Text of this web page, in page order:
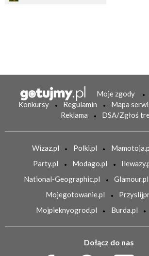
Moje zgody
Konkursy
Regulamin Mapa
Reklama
DSA/Zgłoś
Wizaz.pl Polki.pl
Party.pl
Modago.pl
National-Geographic.pl
Glamour.pl
Mojegotowanie.pl
Mojpieknyogrod.pl
Burda.pl
Dołącz do nas